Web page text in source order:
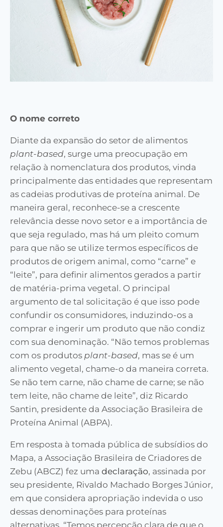
O nome correto
Diante da expansão do setor de alimentos
plant-based, surge uma preocupação em
relação à nomenclatura dos produtos, vinda
principalmente das entidades que representam
as cadeias produtivas de proteína animal. De
maneira geral, reconhece-se a crescente
relevância desse novo setor e a importância de
que seja regulado, mas há um pleito comum
para que não se utilize termos específicos de
produtos de origem animal, como “carne” e
“leite”, para definir alimentos gerados a partir
de matéria-prima vegetal. O principal
argumento de tal solicitação é que isso pode
confundir os consumidores, induzindo-os a
comprar e ingerir um produto que não condiz
com sua denominação. “Não temos problemas
com os produtos plant-based, mas se é um
alimento vegetal, chame-o da maneira correta.
Se não tem carne, não chame de carne; se não
tem leite, não chame de leite”, diz Ricardo
Santin, presidente da Associação Brasileira de
Proteína Animal (ABPA).
Em resposta à tomada pública de subsídios do
Mapa, a Associação Brasileira de Criadores de
Zebu (ABCZ) fez uma declaração, assinada por
seu presidente, Rivaldo Machado Borges Júnior,
em que considera apropriação indevida o uso
dessas denominações para proteínas
alternativas. “Temos percepção clara de que o